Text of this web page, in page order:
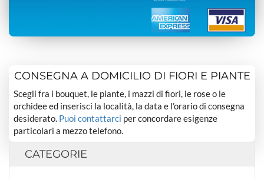
CONSEGNA A DOMICILIO DI FIORI E PIANTE
Scegli fra i bouquet, le piante, i mazzi di fiori, le rose o le
orchidee ed inserisci la località, la data e l’orario di consegna
desiderato. Puoi contattarci per concordare esigenze
particolari a mezzo telefono.
CATEGORIE